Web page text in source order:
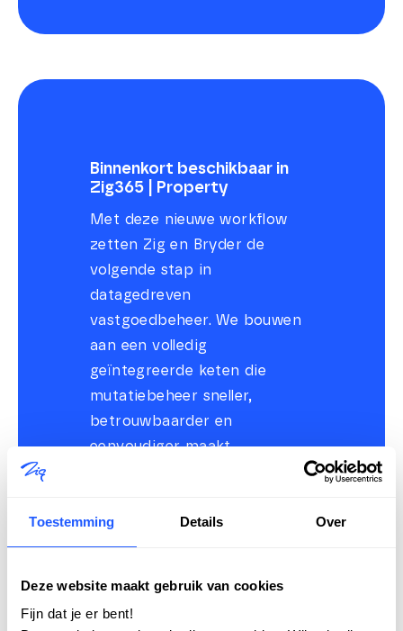
Toestemming Details Over
Deze website maakt gebruik van cookies
Fijn dat je er bent!
Binnenkort beschikbaar in
Zig365 | Property
Met deze nieuwe workflow
zetten Zig en Bryder de
volgende stap in
datagedreven
vastgoedbeheer. We bouwen
aan een volledig
geïntegreerde keten die
mutatiebeheer sneller,
betrouwbaarder en
eenvoudiger maakt.
makkelijker – voor corporatie
Heb je interesse in deze
nieuwe functionaliteit?